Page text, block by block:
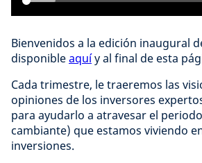
Bienvenidos a la edición inaugural
disponibleaquíy al final de esta
Cada trimestre, le traeremos las
opiniones de los inversores
para ayudarlo a atravesar el
cambiante) que estamos viviendo
inversiones.